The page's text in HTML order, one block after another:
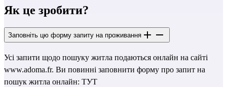
Як це зробити?
Заповніть цю форму запиту на проживання
Усі запити щодо пошуку житла подаються онлайн на сайті
www.adoma.fr. Ви повинні заповнити форму про запит на
пошук житла онлайн: ТУТ